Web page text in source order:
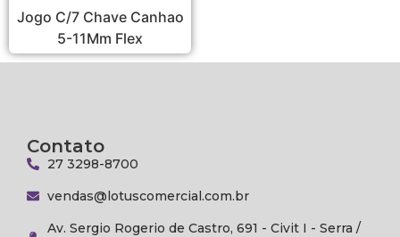
Jogo C/7 Chave Canhao
5-11Mm Flex
Contato
27 3298-8700
vendas@lotuscomercial.com.br
Av. Sergio Rogerio de Castro, 691 - Civit I - Serra /